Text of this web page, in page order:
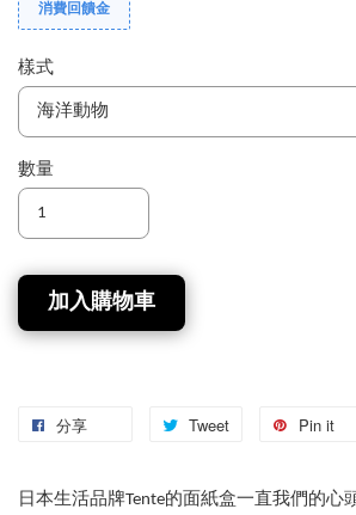
消費回饋金
樣式
數量
加入購物車
分享 Tweet Pin it
日本生活品牌Tente的面紙盒一直我們的心